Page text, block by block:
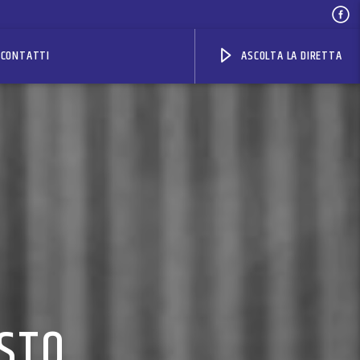
CONTATTI ASCOLTA LA DIRETTA